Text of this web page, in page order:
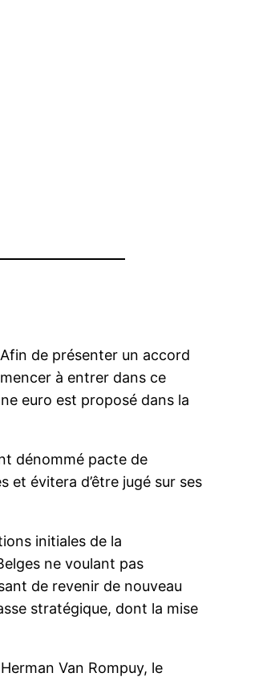
de présenter un accord
à entrer dans ce
euro est proposé dans la
dénommé pacte de
et évitera d’être jugé sur ses
initiales de la
ne voulant pas
de revenir de nouveau
stratégique, dont la mise
Van Rompuy, le